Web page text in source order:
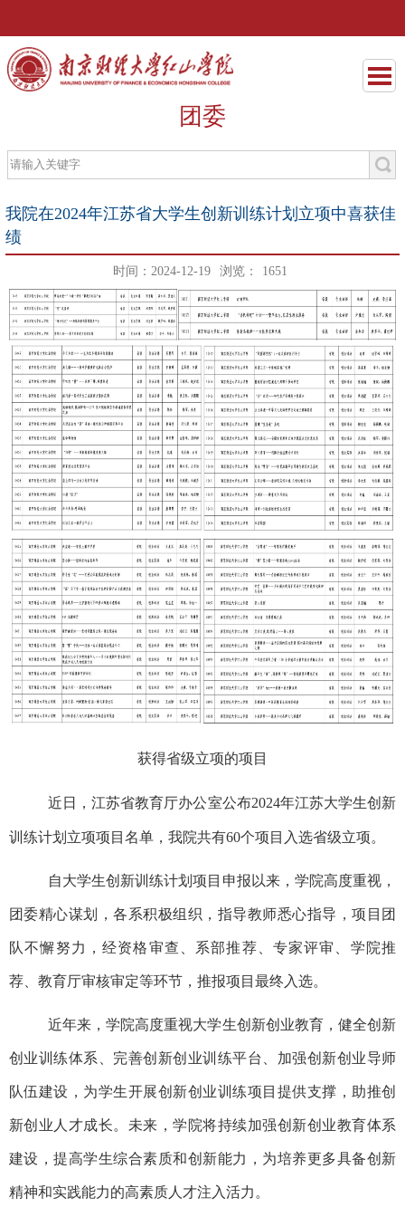
团委
我院在2024年江苏省大学生创新训练计划立项中喜获佳
绩
时间：2024-12-19 浏览： 1651
获得省级立项的项目
近日，江苏省教育厅办公室公布2024年江苏大学生创新
训练计划立项项目名单，我院共有60个项目入选省级立项。
自大学生创新训练计划项目申报以来，学院高度重视，
团委精心谋划，各系积极组织，指导教师悉心指导，项目团
队不懈努力，经资格审查、系部推荐、专家评审、学院推
荐、教育厅审核审定等环节，推报项目最终入选。
近年来，学院高度重视大学生创新创业教育，健全创新
创业训练体系、完善创新创业训练平台、加强创新创业导师
队伍建设，为学生开展创新创业训练项目提供支撑，助推创
新创业人才成长。未来，学院将持续加强创新创业教育体系
建设，提高学生综合素质和创新能力，为培养更多具备创新
精神和实践能力的高素质人才注入活力。